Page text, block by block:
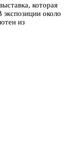
которая
около
из